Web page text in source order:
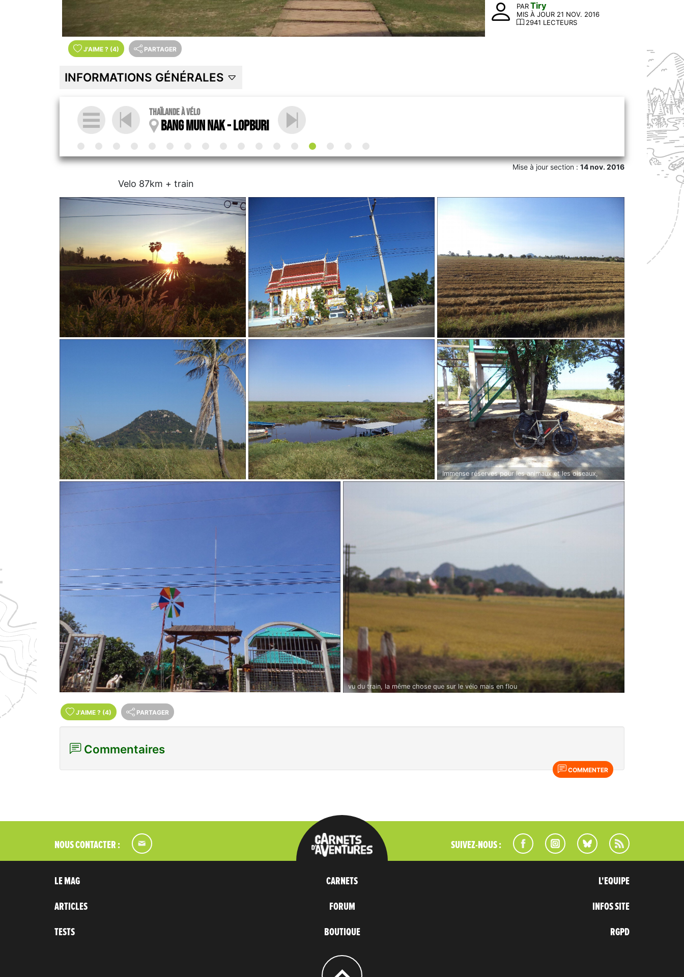
PAR Tiry
MIS À JOUR 21 NOV. 2016
2941 LECTEURS
J'AIME ? (4) PARTAGER
INFORMATIONS GÉNÉRALES
Thaïlande à vélo
Bang Mun Nak - Lopburi
Mise à jour section :14 nov. 2016
Velo 87km + train
Immense réserves pour les animaux et les oiseaux,
l'occasion de faire une petite pause au calme et à
vu du train, la même chose que sur le vélo mais en flou
J'AIME ? (4) PARTAGER
Commentaires
COMMENTER
NOUS CONTACTER : SUIVEZ-NOUS :
LE MAG
ARTICLES
TESTS
CARNETS
FORUM
BOUTIQUE
L'EQUIPE
INFOS SITE
RGPD